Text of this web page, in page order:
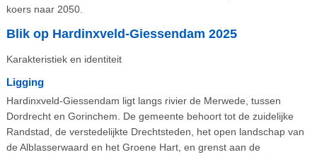
koers naar 2050.
Blik op Hardinxveld-Giessendam 2025
Karakteristiek en identiteit
Ligging
Hardinxveld-Giessendam ligt langs rivier de Merwede, tussen
Dordrecht en Gorinchem. De gemeente behoort tot de zuidelijke
Randstad, de verstedelijkte Drechtsteden, het open landschap van
de Alblasserwaard en het Groene Hart, en grenst aan de